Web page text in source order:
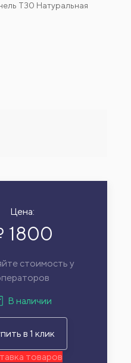
Т30 Натуральная
Цена:
1800
стоимость у
В наличии
в 1 клик
товаров